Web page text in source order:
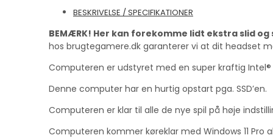
BESKRIVELSE / SPECIFIKATIONER
BEMÆRK! Her kan forekomme lidt ekstra slid
hos brugtegamere.dk garanterer vi at dit headset
Computeren er udstyret med en super kraftig Intel®
Denne computer har en hurtig opstart pga. SSD’en.
Computeren er klar til alle de nye spil på høje
Computeren kommer køreklar med Windows 11 Pro